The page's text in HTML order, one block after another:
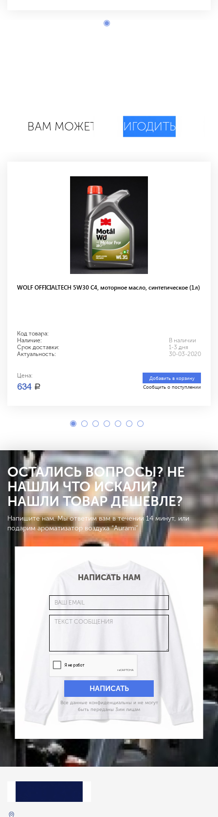
ВАМ МОЖЕТ ПРИГОДИТЬСЯ
WOLF OFFICIALTECH 5W30 С4, моторное масло, синтетическое (1л)
Код товара:
Наличие:
В наличии
Срок доставки:
1-3 дня
Актуальность:
30-03-2020
Цена:
634 a
Добавить в корзину
Сообщить о поступлении
ОСТАЛИСЬ ВОПРОСЫ? НЕ
НАШЛИ ЧТО ИСКАЛИ?
НАШЛИ ТОВАР ДЕШЕВЛЕ?
Напишите нам. Мы ответим вам в течении 14 минут, или
подарим ароматизатор воздуха “Aurami”
НАПИСАТЬ НАМ
Все данные конфиденциальны и не могут
быть переданы 3им лицам